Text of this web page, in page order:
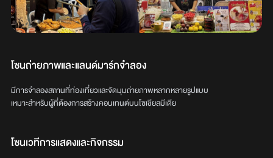
โซนถ่ายภาพและแลนด์มาร์กจำลอง
มีการจำลองสถานที่ท่องเที่ยวและจัดมุมถ่ายภาพหลากหลายรูปแบบ
เหมาะสำหรับผู้ที่ต้องการสร้างคอนเทนต์บนโซเชียลมีเดีย
โซนเวทีการแสดงและกิจกรรม